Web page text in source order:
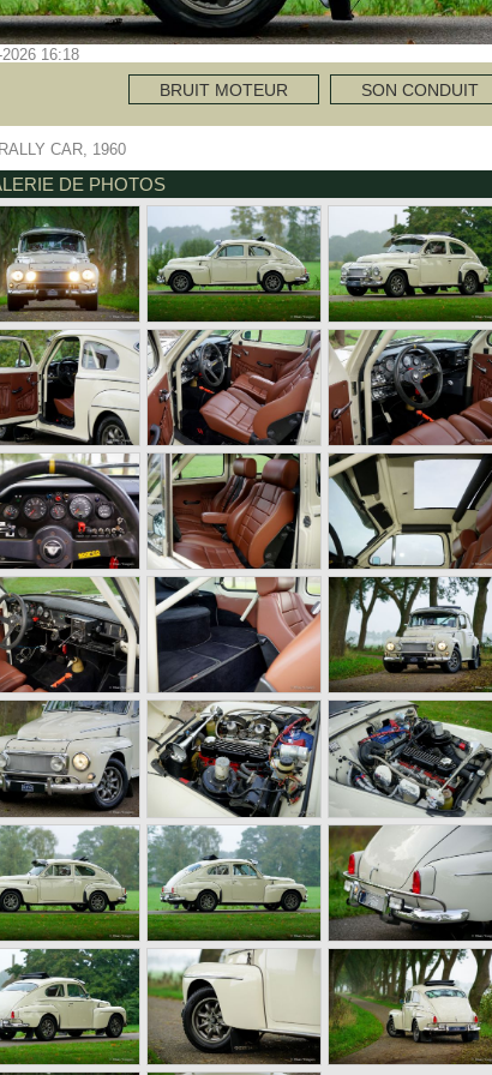
16:18
BRUIT MOTEUR SON CONDUIT
CAR, 1960
DE PHOTOS